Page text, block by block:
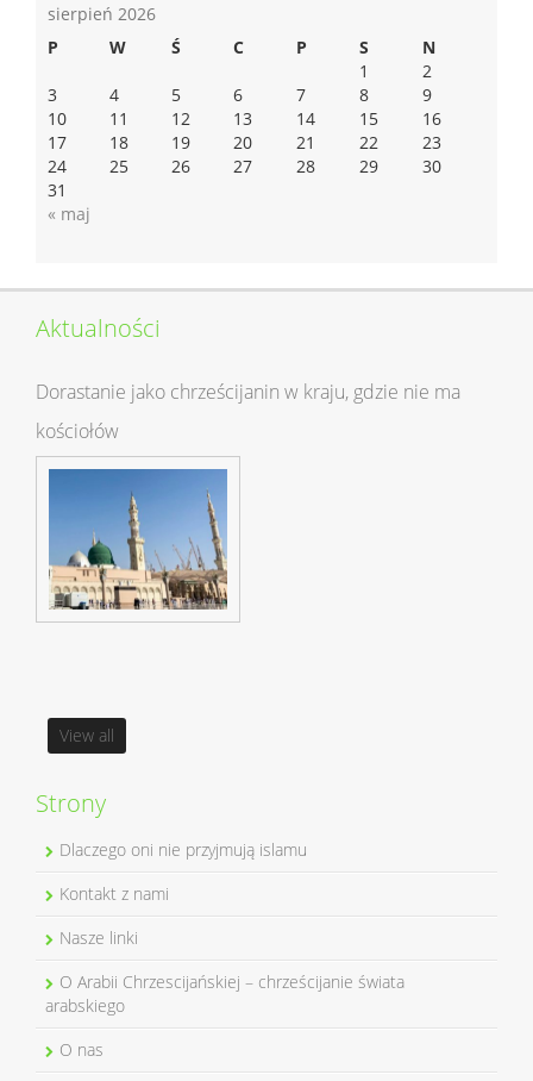
sierpień 2026
P
W Ś C P S N
« maj
1
2
3
4 5 6 7 8
9
10
11 12 13 14 15
16
17
18 19 20 21 22
23
24
25 26 27 28 29
30
31
Aktualności
Dorastanie jako chrześcijanin w kraju, gdzie nie ma
kościołów
View all
Strony
Dlaczego oni nie przyjmują islamu
Kontakt z nami
Nasze linki
O Arabii Chrzescijańskiej – chrześcijanie świata
arabskiego
O nas